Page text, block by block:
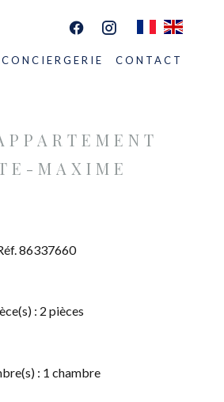
CONCIERGERIE CONTACT
MAXIME
86337660
: 2 pièces
: 1 chambre